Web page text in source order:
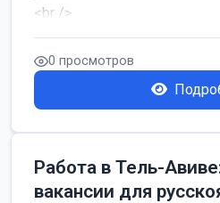
<br />
Работа в Нетании на
требу...
0 просмотров
Работа в Тель-
вакансии для